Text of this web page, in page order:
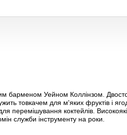
барменом Уейном Коллінзом.
товкачем для м'яких фруктів і
перемішування коктейлів.
служби інструменту на роки.